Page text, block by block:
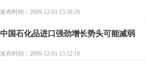
发布时间：2009-12-01 15:58:26
中国石化品进口强劲增长势头可能减弱
发布时间：2009-12-01 15:52:19